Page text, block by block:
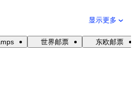
显示更多
世界邮票 东欧邮票